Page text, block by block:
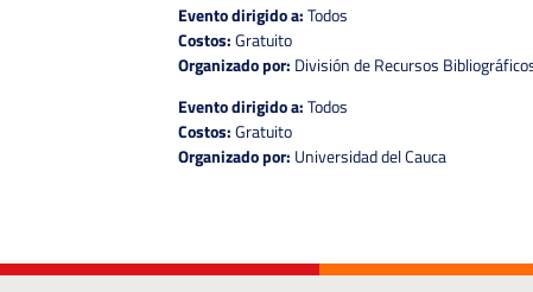
Evento dirigido a:Todos
Costos:Gratuito
Organizado por: División de Recursos
Evento dirigido a:Todos
Costos:Gratuito
Organizado por: Universidad del Cauca